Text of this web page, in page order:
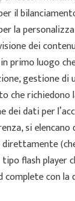
il
la
dei
primo luogo
gestione di
che
dei dati per
si
flash player
complete con